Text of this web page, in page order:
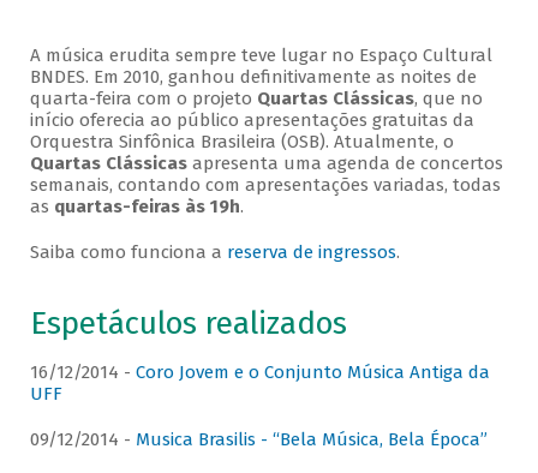
A música erudita sempre teve lugar no Espaço Cultural
BNDES. Em 2010, ganhou definitivamente as noites de
quarta-feira com o projeto Quartas Clássicas, que no
início oferecia ao público apresentações gratuitas da
Orquestra Sinfônica Brasileira (OSB). Atualmente, o
Quartas Clássicasapresenta uma agenda de concertos
semanais, contando com apresentações variadas, todas
as quartas-feiras às 19h.
Saiba como funciona a reserva de ingressos.
Espetáculos realizados
16/12/2014 - Coro Jovem e o Conjunto Música Antiga da
UFF
09/12/2014 - Musica Brasilis - “Bela Música, Bela Época”